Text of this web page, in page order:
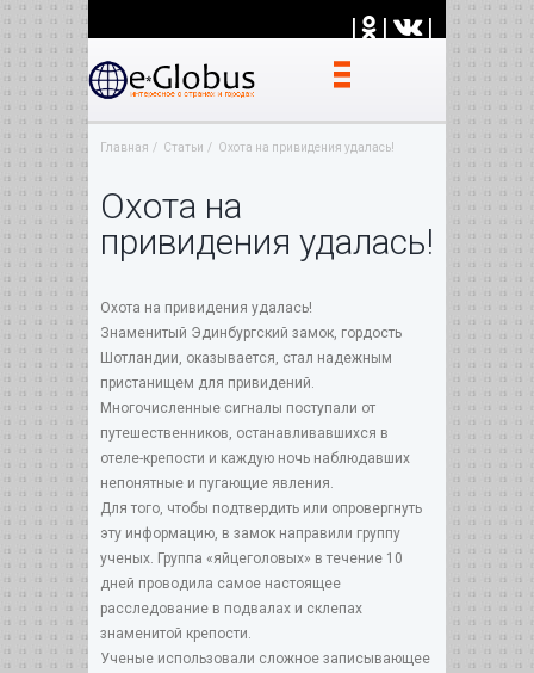
| | |
Главная Статьи Охота на привидения удалась!
Охота на
привидения удалась!
Охота на привидения удалась!
Знаменитый Эдинбургский замок, гордость
Шотландии, оказывается, стал надежным
пристанищем для привидений.
Многочисленные сигналы поступали от
путешественников, останавливавшихся в
отеле-крепости и каждую ночь наблюдавших
непонятные и пугающие явления.
Для того, чтобы подтвердить или опровергнуть
эту информацию, в замок направили группу
ученых. Группа «яйцеголовых» в течение 10
дней проводила самое настоящее
расследование в подвалах и склепах
знаменитой крепости.
Ученые использовали сложное записывающее